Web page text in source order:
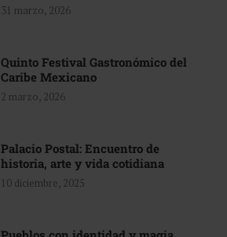
31 marzo, 2026
Quinto Festival Gastronómico del
Caribe Mexicano
2 marzo, 2026
Palacio Postal: Encuentro de
historia, arte y vida cotidiana
10 diciembre, 2025